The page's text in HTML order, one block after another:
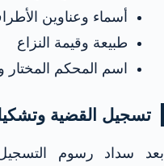
أسماء وعناوين
طبيعة وقيمة النزاع
اسم المحكم المختار
تسجيل القضية
بعد سداد رسوم التسجيل